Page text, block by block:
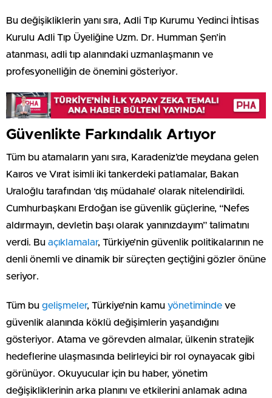
Bu değişikliklerin yanı sıra, Adli Tıp Kurumu Yedinci İhtisas
Kurulu Adli Tıp Üyeliğine Uzm. Dr. Humman Şen’in
atanması, adli tıp alanındaki uzmanlaşmanın ve
profesyonelliğin de önemini gösteriyor.
Güvenlikte Farkındalık Artıyor
Tüm bu atamaların yanı sıra, Karadeniz’de meydana gelen
Kaıros ve Vırat isimli iki tankerdeki patlamalar, Bakan
Uraloğlu tarafından ‘dış müdahale’ olarak nitelendirildi.
Cumhurbaşkanı Erdoğan ise güvenlik güçlerine, “Nefes
aldırmayın, devletin başı olarak yanınızdayım” talimatını
verdi. Bu açıklamalar, Türkiye’nin güvenlik politikalarının ne
denli önemli ve dinamik bir süreçten geçtiğini gözler önüne
seriyor.
Tüm bu gelişmeler, Türkiye’nin kamu yönetiminde ve
güvenlik alanında köklü değişimlerin yaşandığını
gösteriyor. Atama ve görevden almalar, ülkenin stratejik
hedeflerine ulaşmasında belirleyici bir rol oynayacak gibi
görünüyor. Okuyucular için bu haber, yönetim
değişikliklerinin arka planını ve etkilerini anlamak adına